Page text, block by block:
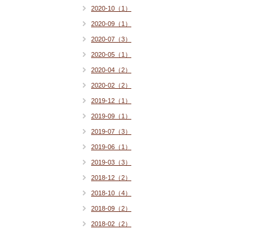
2020-10（1）
2020-09（1）
2020-07（3）
2020-05（1）
2020-04（2）
2020-02（2）
2019-12（1）
2019-09（1）
2019-07（3）
2019-06（1）
2019-03（3）
2018-12（2）
2018-10（4）
2018-09（2）
2018-02（2）